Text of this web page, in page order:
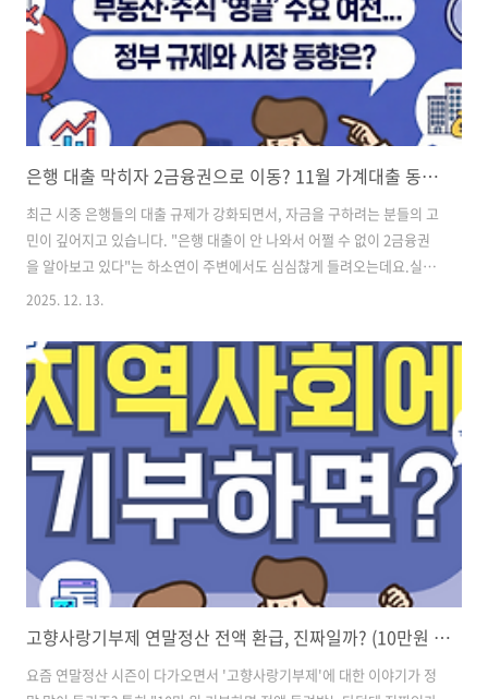
은행 대출 막히자 2금융권으로 이동? 11월 가계대출 동향 분석
최근 시중 은행들의 대출 규제가 강화되면서, 자금을 구하려는 분들의 고
민이 깊어지고 있습니다. "은행 대출이 안 나와서 어쩔 수 없이 2금융권
을 알아보고 있다"는 하소연이 주변에서도 심심찮게 들려오는데요.실제
로 최근 발표된 금융위원회 자료를 살펴보면, 은행권의 대출 수요가 2금
렷하게 나타나고 있습니다.오늘은 11월 가계대출 동향을 통해 현재 대출
시장의 흐름을 분석하고, 내년부터 적용될 DSR 3단계 규제 유예 소식까
지 핵심만 정리해 드립니다. 1. 11월 가계대출, 은행 줄고 2금융권 늘었
다금융위원회의 발표에 따르면, 지난 11월 전체 가계대출은 전월 대비
약 4조 1,000억 원 증가했습니다. 증가 폭 자체는 10월보다 소폭 줄..
2025. 12. 13.
고향사랑기부제 연말정산 전액 환급, 진짜일까? (10만원 내고 13만원 혜택 받는 법)
요즘 연말정산 시즌이 다가오면서 '고향사랑기부제'에 대한 이야기가 정